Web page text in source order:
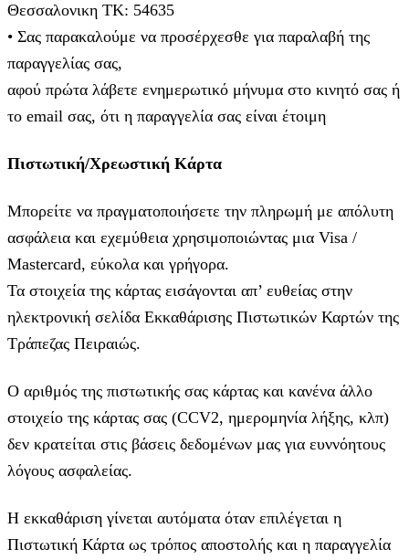
Θεσσαλονικη ΤΚ: 54635
• Σας παρακαλούμε να προσέρχεσθε για παραλαβή της
παραγγελίας σας,
αφού πρώτα λάβετε ενημερωτικό μήνυμα στο κινητό σας ή
το email σας, ότι η παραγγελία σας είναι έτοιμη
Πιστωτική/Χρεωστική Κάρτα
Μπορείτε να πραγματοποιήσετε την πληρωμή με απόλυτη
ασφάλεια και εχεμύθεια χρησιμοποιώντας μια Visa /
Mastercard, εύκολα και γρήγορα.
Τα στοιχεία της κάρτας εισάγoνται απ’ ευθείας στην
ηλεκτρονική σελίδα Εκκαθάρισης Πιστωτικών Καρτών της
Τράπεζας Πειραιώς.
Ο αριθμός της πιστωτικής σας κάρτας και κανένα άλλο
στοιχείο της κάρτας σας (CCV2, ημερομηνία λήξης, κλπ)
δεν κρατείται στις βάσεις δεδομένων μας για ευννόητους
λόγους ασφαλείας.
Η εκκαθάριση γίνεται αυτόματα όταν επιλέγεται η
Πιστωτική Κάρτα ως τρόπος αποστολής και η παραγγελία